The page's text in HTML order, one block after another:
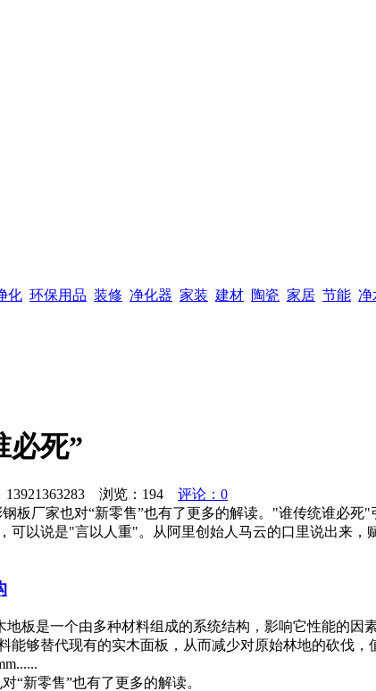
化 环保用品 装修 净化器 家装 建材 陶瓷 家居 节能 净
必死”
浏览： 194
评论：0
板厂家也对“新零售”也有了更多的解读。"谁传统谁必
可以说是"言以人重"。从阿里创始人马云的口里说出来
板是一个由多种材料组成的系统结构，影响它性能的
够替代现有的实木面板，从而减少对原始林地的砍伐
“新零售”也有了更多的解读。